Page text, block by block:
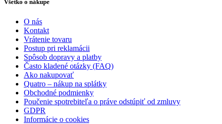
Všetko o nákupe
O nás
Kontakt
Vrátenie tovaru
Postup pri reklamácii
Spôsob dopravy a platby
Často kladené otázky (FAQ)
Ako nakupovať
Quatro – nákup na splátky
Obchodné podmienky
Poučenie spotrebiteľa o práve odstúpiť od zmluvy
GDPR
Informácie o cookies